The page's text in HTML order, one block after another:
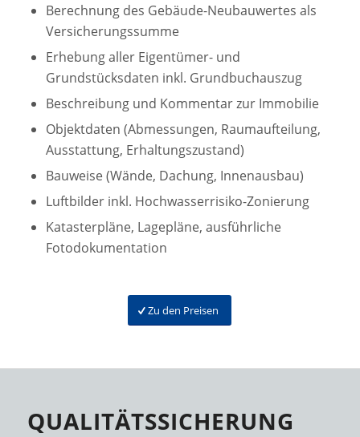
Berechnung des Gebäude-Neubauwertes als
Versicherungssumme
Erhebung aller Eigentümer- und
Grundstücksdaten inkl. Grundbuchauszug
Beschreibung und Kommentar zur Immobilie
Objektdaten (Abmessungen, Raumaufteilung,
Ausstattung, Erhaltungszustand)
Bauweise (Wände, Dachung, Innenausbau)
Luftbilder inkl. Hochwasserrisiko-Zonierung
Katasterpläne, Lagepläne, ausführliche
Fotodokumentation
Zu den Preisen
QUALITÄTSSICHERUNG